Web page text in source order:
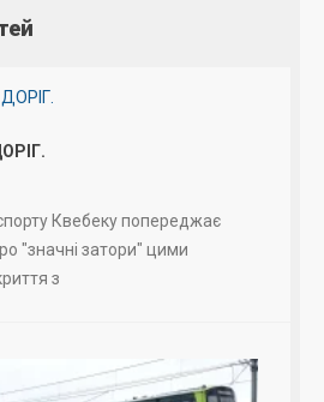
Квебеку попереджає
"значні затори" цими
з